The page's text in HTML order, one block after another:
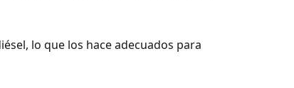
lo que los hace adecuados para